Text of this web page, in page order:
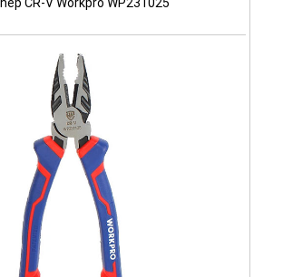
CR-V Workpro WP231025